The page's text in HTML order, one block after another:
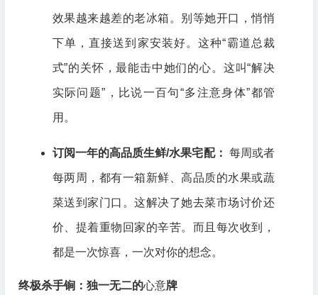
效果越来越差的老冰箱。别等她开口，悄悄
下单，直接送到家安装好。这种“霸道总裁
式”的关怀，最能击中她们的心。这叫“解决
实际问题”，比说一百句“多注意身体”都管
用。
订阅一年的高品质生鲜/水果宅配： 每周或者
每两周，都有一箱新鲜、高品质的水果或蔬
菜送到家门口。这解决了她去菜市场讨价还
价、提着重物回家的辛苦。而且每次收到，
都是一次惊喜，一次对你的想念。
终极杀手锏：独一无二的心意牌